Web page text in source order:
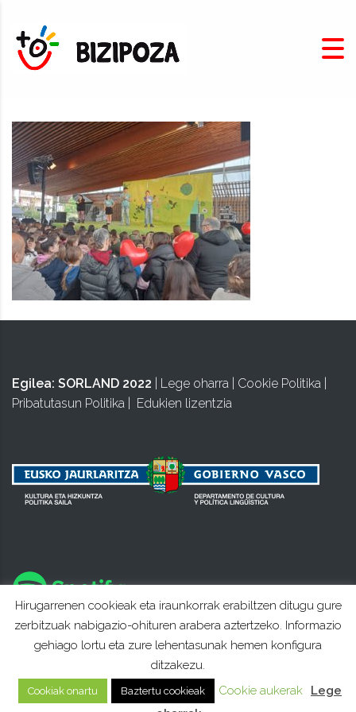
Egilea: SORLAND 2022 Lege oharra Cookie Politika
Pribatutasun Politika
Edukien lizentzia
Hirugarrenen cookieak eta iraunkorrak erabiltzen ditugu gure
zerbitzuak nabigazio-ohituren arabera aztertzeko. Informazio
gehiago lortu eta zure lehentasunak hemen konfigura
ditzakezu.
Cookiak onartu Baztertu cookieak Cookie aukerak
Lege